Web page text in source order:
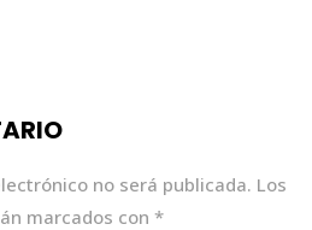
no será publicada. Los
marcados con *